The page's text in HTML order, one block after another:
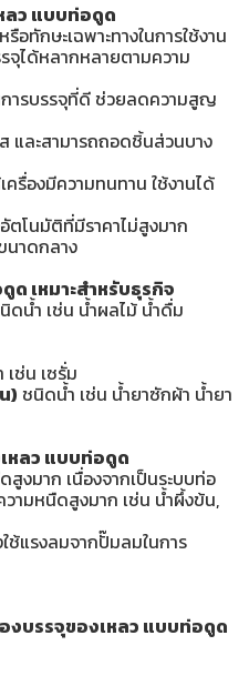
ลว แบบท่อดูด
อทักษะเฉพาะทางในการใช้งาน
จุได้หลากหลายตามความ
ารบรรจุที่ดี ช่วยลดความสูญ
และสามารถถอดชิ้นส่วนบาง
รื่องมีความทนทาน ใช้งานได้
ตโนมัติที่มีราคาไม่สูงมาก
นาดกลาง
ด เหมาะสำหรับธุรกิจ
ดน้ำ เช่น น้ำผลไม้ น้ำดื่ม
ช่น เซรั่ม
) ชนิดน้ำ เช่น น้ำยาซักผ้า น้ำยา
หลว แบบท่อดูด
สูงมาก เนื่องจากเป็นระบบท่อ
วามหนืดสูงมาก เช่น น้ำผึ้งข้น,
ช้แรงลมจากปั๊มลมในการ
งบรรจุของเหลว แบบท่อดูด